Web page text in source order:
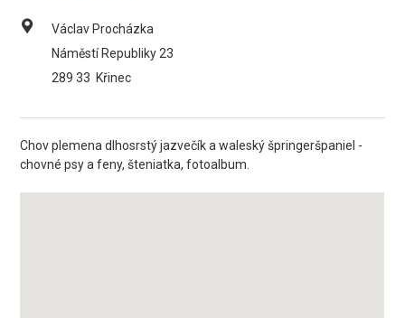
Václav Procházka
Náměstí Republiky 23
289 33 Křinec
Chov plemena dlhosrstý jazvečík a waleský špringeršpaniel -
chovné psy a feny, šteniatka, fotoalbum.